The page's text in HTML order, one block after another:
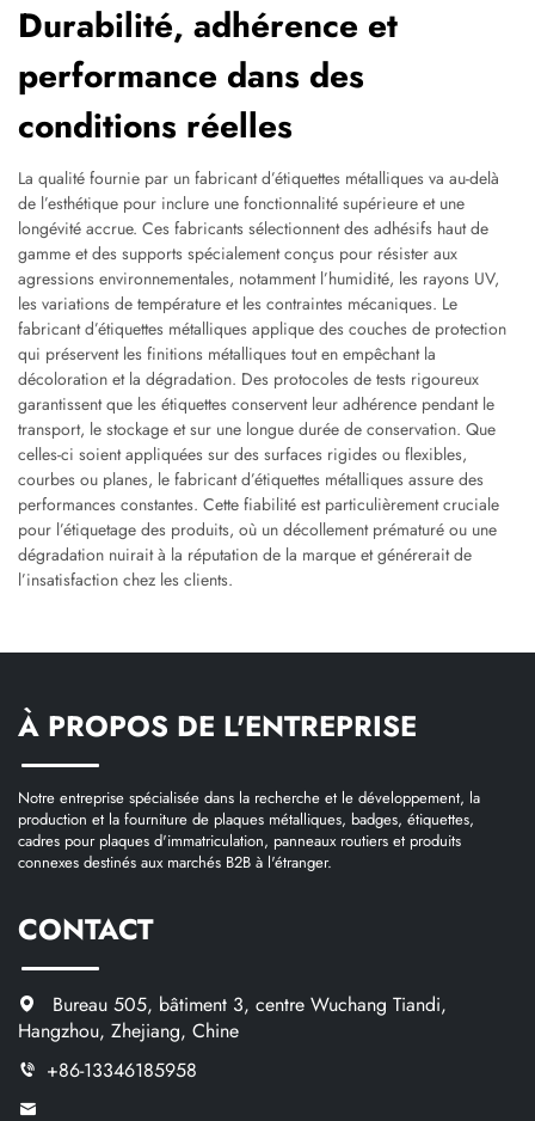
Durabilité, adhérence et
performance dans des
conditions réelles
La qualité fournie par un fabricant d’étiquettes métalliques va au-delà
de l’esthétique pour inclure une fonctionnalité supérieure et une
longévité accrue. Ces fabricants sélectionnent des adhésifs haut de
gamme et des supports spécialement conçus pour résister aux
agressions environnementales, notamment l’humidité, les rayons UV,
les variations de température et les contraintes mécaniques. Le
fabricant d’étiquettes métalliques applique des couches de protection
qui préservent les finitions métalliques tout en empêchant la
décoloration et la dégradation. Des protocoles de tests rigoureux
garantissent que les étiquettes conservent leur adhérence pendant le
transport, le stockage et sur une longue durée de conservation. Que
celles-ci soient appliquées sur des surfaces rigides ou flexibles,
courbes ou planes, le fabricant d’étiquettes métalliques assure des
performances constantes. Cette fiabilité est particulièrement cruciale
pour l’étiquetage des produits, où un décollement prématuré ou une
dégradation nuirait à la réputation de la marque et générerait de
l’insatisfaction chez les clients.
À PROPOS DE L'ENTREPRISE
Notre entreprise spécialisée dans la recherche et le développement, la
production et la fourniture de plaques métalliques, badges, étiquettes,
cadres pour plaques d'immatriculation, panneaux routiers et produits
connexes destinés aux marchés B2B à l'étranger.
CONTACT
Bureau 505, bâtiment 3, centre Wuchang Tiandi,
Hangzhou, Zhejiang, Chine
+86-13346185958